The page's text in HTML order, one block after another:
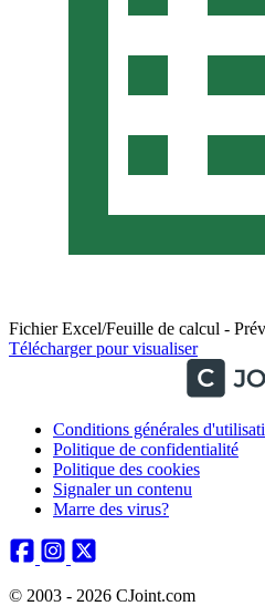
Fichier Excel/Feuille de calcul -
Télécharger pour visualiser
Conditions générales
Politique de confidentialité
Politique des cookies
Signaler un contenu
Marre des virus?
© 2003 - 2026 CJoint.com